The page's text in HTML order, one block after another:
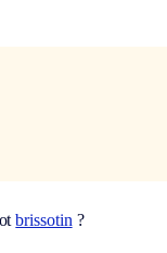
brissotin ?